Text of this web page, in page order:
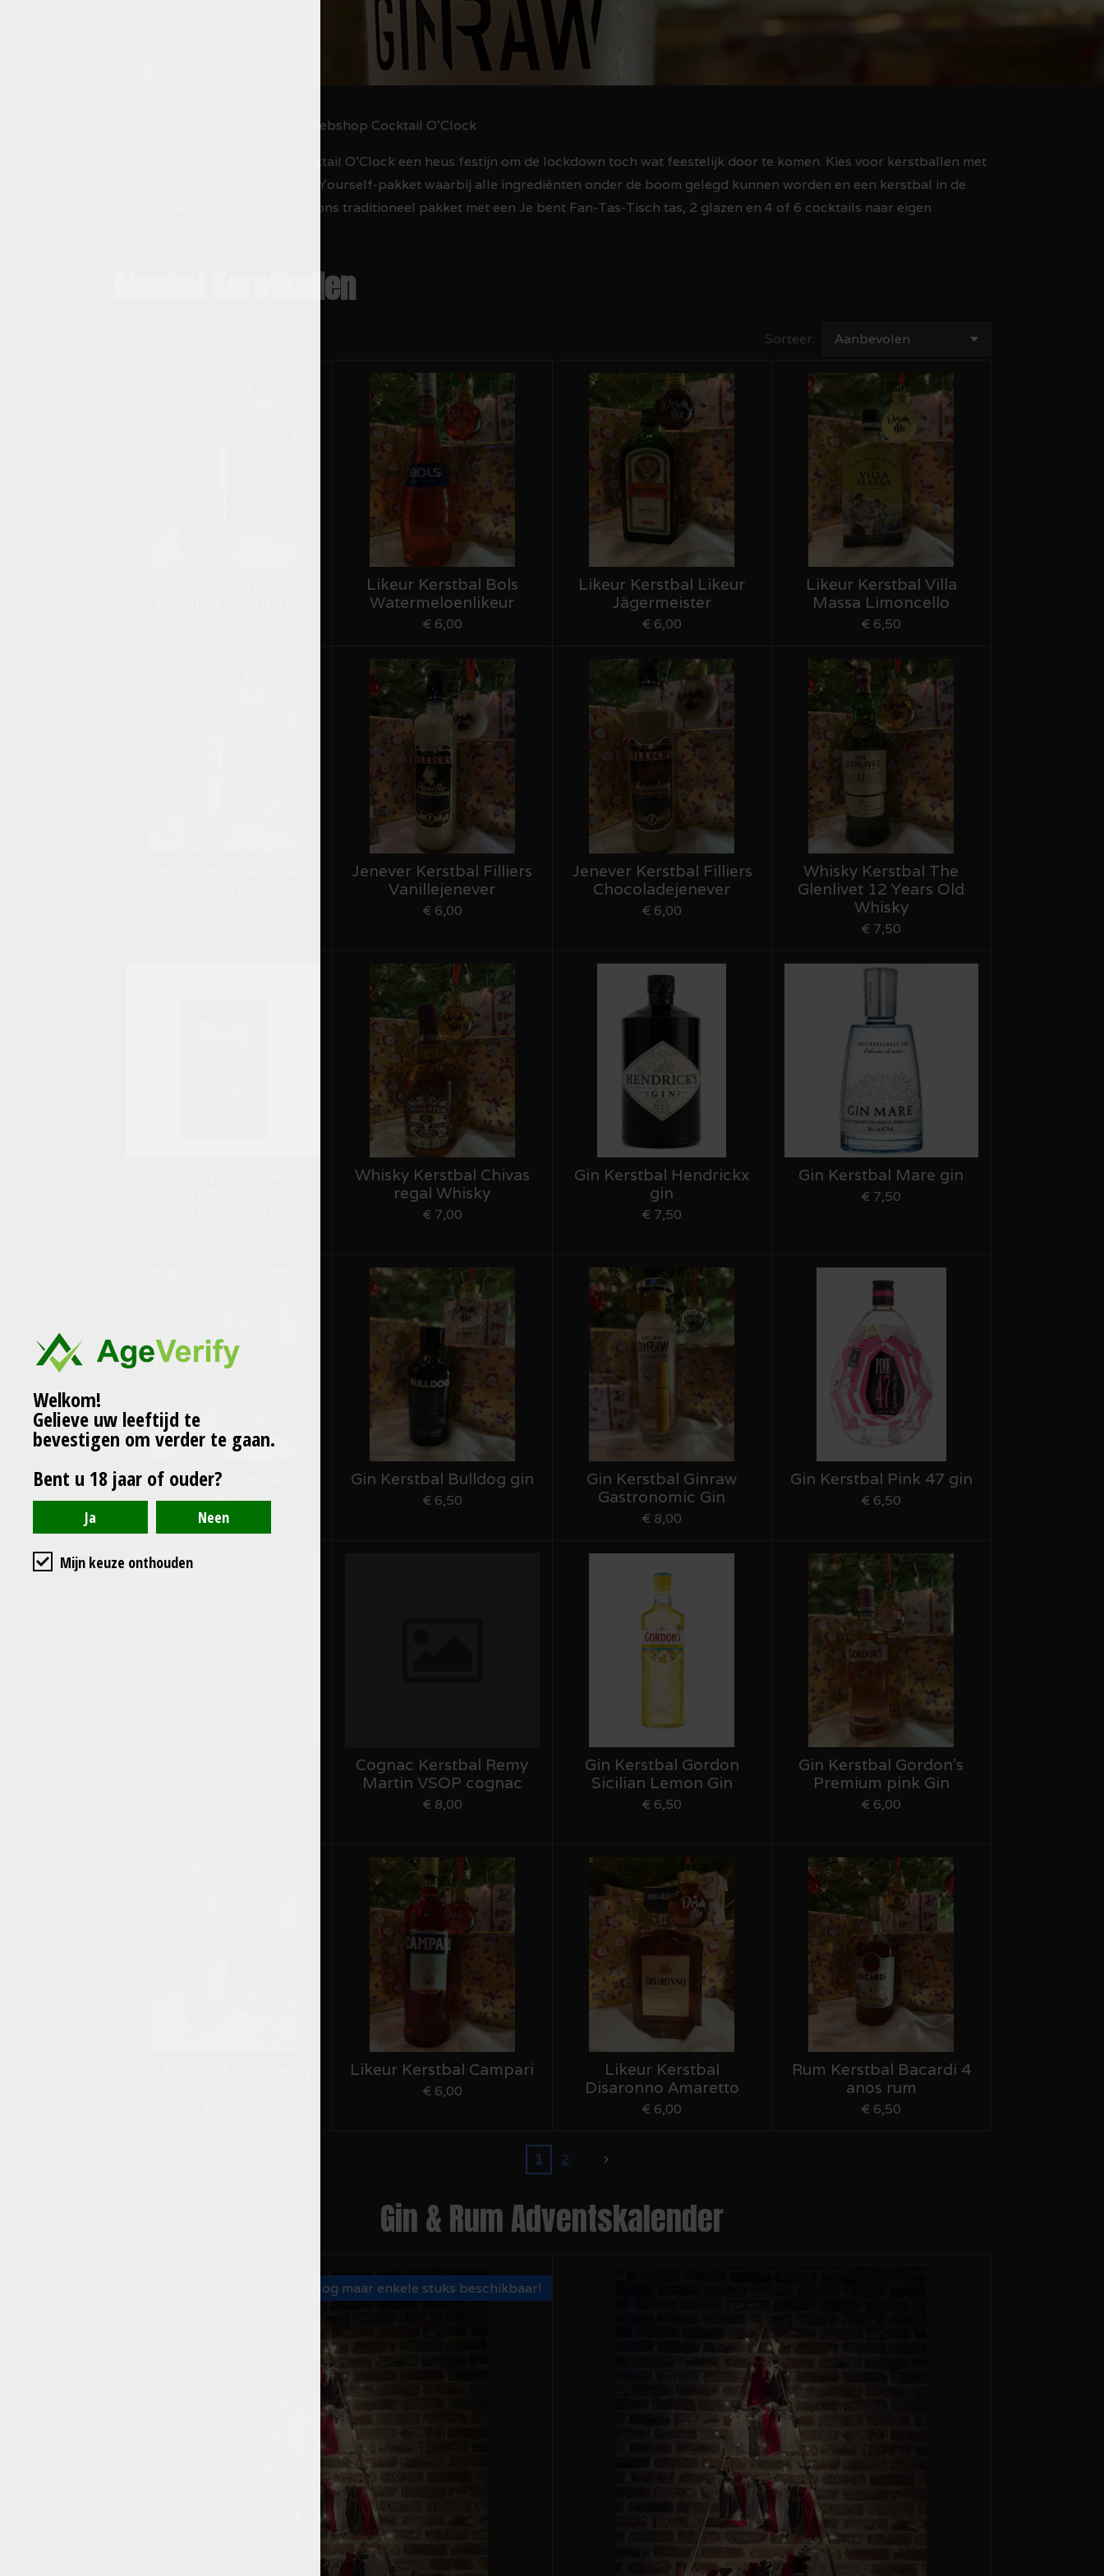
Kerstmis Webshop Cocktail O’Clock
Deze Kerst voorzien we met Cocktail O'Clock een heus festijn om de lockdown toch wat feestelijk door te komen. Kies voor kerstballen met
een drank naar keuze, een Do-It-Yourself-pakket waarbij alle ingrediënten onder de boom gelegd kunnen worden en een kerstbal in de
boom gehangen kan worden en ons traditioneel pakket met een Je bent Fan-Tas-Tisch tas, 2 glazen en 4 of 6 cocktails naar eigen
Alcohol Kerstballen
Sorteer:
Likeur Kerstbal Bols
Watermeloenlikeur
€ 6,00
Likeur Kerstbal Likeur
Jägermeister
€ 6,00
Likeur Kerstbal Villa
Massa Limoncello
€ 6,50
Jenever Kerstbal Filliers
Vanillejenever
€ 6,00
Jenever Kerstbal Filliers
Chocoladejenever
€ 6,00
Whisky Kerstbal The
Glenlivet 12 Years Old
Whisky
€ 7,50
Whisky Kerstbal Chivas
regal Whisky
€ 7,00
Gin Kerstbal Hendrickx
gin
€ 7,50
Gin Kerstbal Mare gin
€ 7,50
Gin Kerstbal Bombay gin
€ 6,00
Gin Kerstbal Bulldog gin
€ 6,50
Gin Kerstbal Ginraw
Gastronomic Gin
€ 8,00
Gin Kerstbal Pink 47 gin
€ 6,50
Cognac Kerstbal Remy
Martin VSOP cognac
€ 8,00
Gin Kerstbal Gordon
Sicilian Lemon Gin
€ 6,50
Gin Kerstbal Gordon's
Premium pink Gin
€ 6,00
Likeur Kerstbal Campari
€ 6,00
Likeur Kerstbal
Disaronno Amaretto
€ 6,00
Rum Kerstbal Bacardi 4
anos rum
€ 6,50
1 2
Gin & Rum Adventskalender
Nog maar enkele stuks beschikbaar!
Welkom!
Gelieve uw leeftijd te
bevestigen om verder te gaan.
Bent u 18 jaar of ouder?
Mijn keuze onthouden